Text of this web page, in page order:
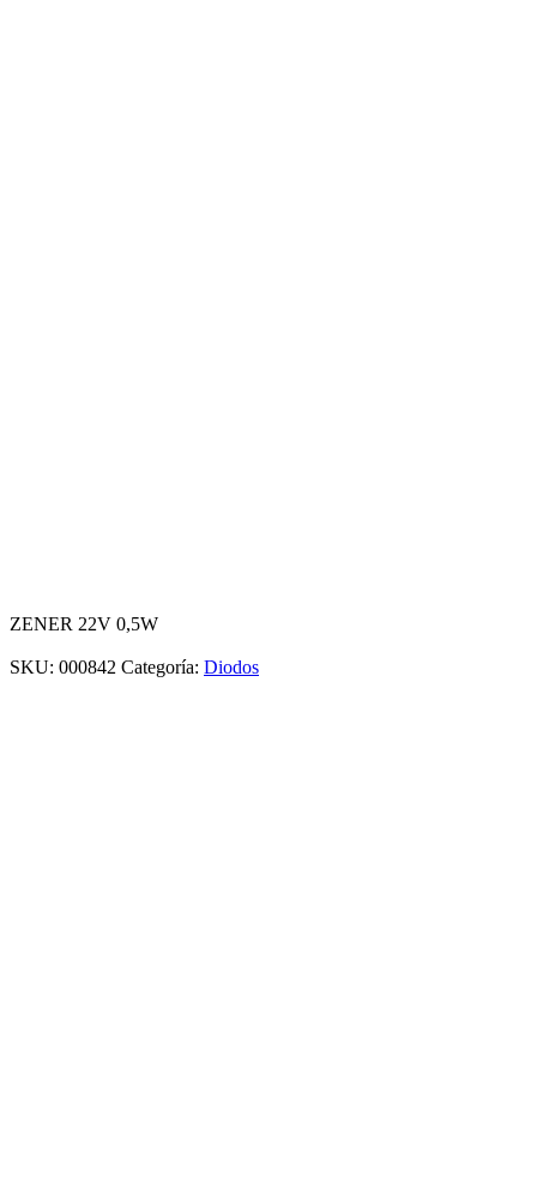
ZENER 22V 0,5W
SKU: 000842 Categoría: Diodos